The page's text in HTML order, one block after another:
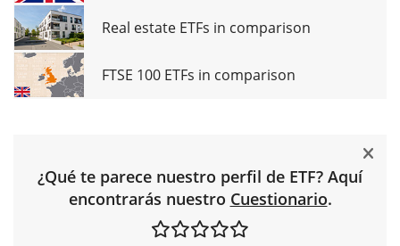
Real estate ETFs in comparison
FTSE 100 ETFs in comparison
¿Qué te parece nuestro perfil de ETF? Aquí
encontrarás nuestro Cuestionario.